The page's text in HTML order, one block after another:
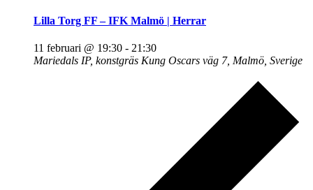
Lilla Torg FF – IFK Malmö | Herrar
11 februari @ 19:30 - 21:30
Mariedals IP, konstgräs Kung Oscars väg 7, Malmö, Sverige